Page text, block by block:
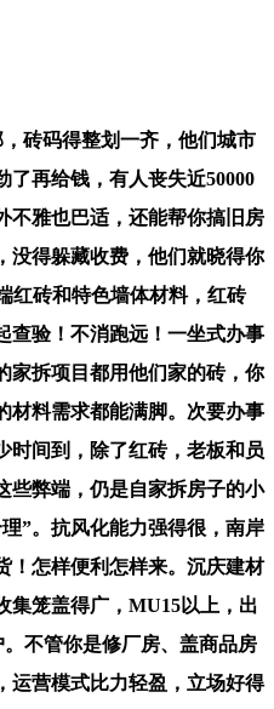
砖码得整划一齐，他们城市
再给钱，有人丧失近50000
不雅也巴适，还能帮你搞旧房
没得躲藏收费，他们就晓得你
砖和特色墙体材料，红砖
查验！不消跑远！一坐式办事
家拆项目都用他们家的砖，你
材料需求都能满脚。次要办事
时间到，除了红砖，老板和员
些弊端，仍是自家拆房子的小
”。抗风化能力强得很，南岸
！怎样便利怎样来。沉庆建材
集笼盖得广，MU15以上，出
不管你是修厂房、盖商品房
运营模式比力轻盈，立场好得